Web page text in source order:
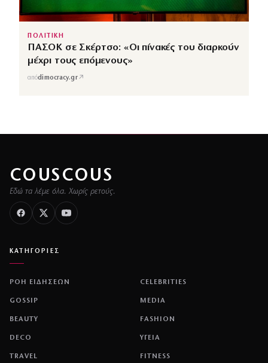
ΠΟΛΙΤΙΚΗ
ΠΑΣΟΚ σε Σκέρτσο: «Οι πίνακές του διαρκούν
μέχρι τους επόμενους»
απόdimocracy.gr↗
COUSCOUS
Εδώ τα λέμε όλα. Χωρίς ρετούς.
ΚΑΤΗΓΟΡΙΕΣ
ΡΟΗ ΕΙΔΗΣΕΩΝ CELEBRITIES
GOSSIP MEDIA
BEAUTY FASHION
DECO ΥΓΕΙΑ
TRAVEL FITNESS